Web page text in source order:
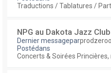
Traductions / Tablatures /
NPG au Dakota Jazz
Dernier messageparprodzeroo
Postédans
Concerts & Soirées Princières,